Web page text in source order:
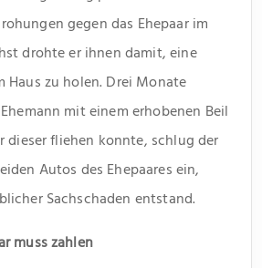
gegen das Ehepaar im
drohte er ihnen damit, eine
Haus zu holen. Drei Monate
mit einem erhobenen Beil
dieser fliehen konnte, schlug der
Autos des Ehepaares ein,
Sachschaden entstand.
muss zahlen